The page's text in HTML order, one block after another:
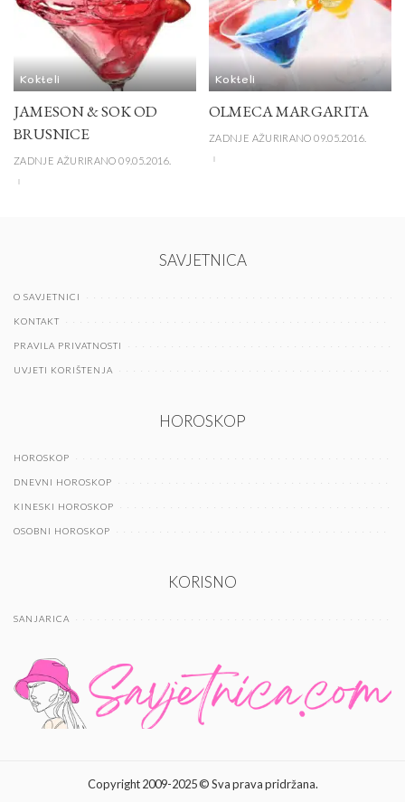
Kokteli
JAMESON & SOK OD
BRUSNICE
ZADNJE AŽURIRANO 09.05.2016.
Kokteli
OLMECA MARGARITA
ZADNJE AŽURIRANO 09.05.2016.
SAVJETNICA
O SAVJETNICI
KONTAKT
PRAVILA PRIVATNOSTI
UVJETI KORIŠTENJA
HOROSKOP
HOROSKOP
DNEVNI HOROSKOP
KINESKI HOROSKOP
OSOBNI HOROSKOP
KORISNO
SANJARICA
Copyright 2009-2025 © Sva prava pridržana.